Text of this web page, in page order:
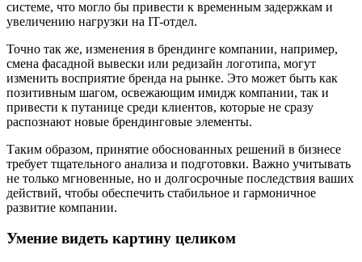
системе, что могло бы привести к временным задержкам и
увеличению нагрузки на IT-отдел.
Точно так же, изменения в брендинге компании, например,
смена фасадной вывески или редизайн логотипа, могут
изменить восприятие бренда на рынке. Это может быть как
позитивным шагом, освежающим имидж компании, так и
привести к путанице среди клиентов, которые не сразу
распознают новые брендинговые элементы.
Таким образом, принятие обоснованных решений в бизнесе
требует тщательного анализа и подготовки. Важно учитывать
не только мгновенные, но и долгосрочные последствия ваших
действий, чтобы обеспечить стабильное и гармоничное
развитие компании.
Умение видеть картину целиком